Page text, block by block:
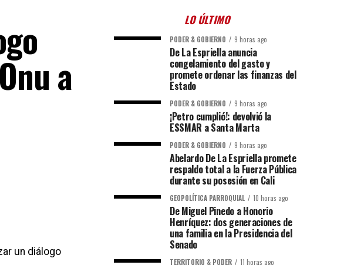
a
un diálogo
LO ÚLTIMO
PODER & GOBIERNO 9 horas ago
De La Espriella anuncia
congelamiento del gasto y
promete ordenar las finanzas del
Estado
PODER & GOBIERNO 9 horas ago
¡Petro cumplió!: devolvió la
ESSMAR a Santa Marta
PODER & GOBIERNO 9 horas ago
Abelardo De La Espriella promete
respaldo total a la Fuerza Pública
durante su posesión en Cali
GEOPOLÍTICA PARROQUIAL 10 horas ago
De Miguel Pinedo a Honorio
Henríquez: dos generaciones de
una familia en la Presidencia del
Senado
TERRITORIO & PODER 11 horas ago